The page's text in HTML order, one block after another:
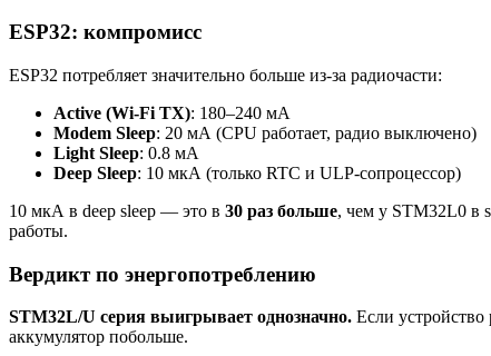
ESP32: компромисс
ESP32 потребляет значительно больше из-за радиочасти:
Active (Wi-Fi TX): 180–240 мА
Modem Sleep: 20 мА (CPU работает, радио выключено)
Light Sleep: 0.8 мА
Deep Sleep: 10 мкА (только RTC и ULP-сопроцессор)
10 мкА в deep sleep — это в 30 раз больше, чем у STM32L0 в
работы.
Вердикт по энергопотреблению
STM32L/U серия выигрывает однозначно. Если
аккумулятор побольше.